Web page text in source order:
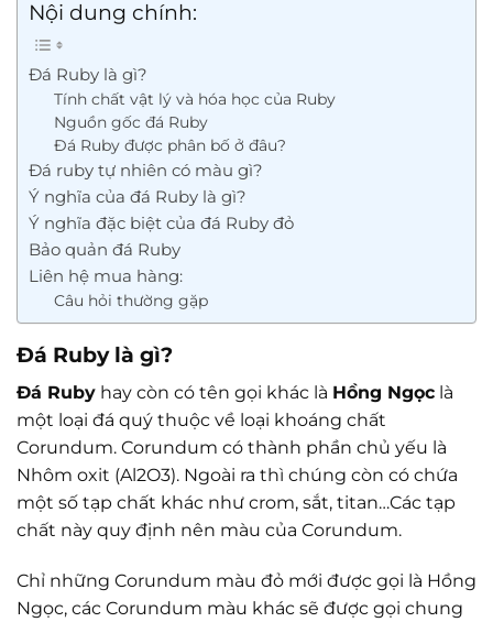
Nội dung chính:
Đá Ruby là gì?
Tính chất vật lý và hóa học của Ruby
Nguồn gốc đá Ruby
Đá Ruby được phân bố ở đâu?
Đá ruby tự nhiên có màu gì?
Ý nghĩa của đá Ruby là gì?
Ý nghĩa đặc biệt của đá Ruby đỏ
Bảo quản đá Ruby
Liên hệ mua hàng:
Câu hỏi thường gặp
Đá Ruby là gì?
Đá Ruby hay còn có tên gọi khác là Hồng Ngọc là
một loại đá quý thuộc về loại khoáng chất
Corundum. Corundum có thành phần chủ yếu là
Nhôm oxit (Al2O3). Ngoài ra thì chúng còn có chứa
một số tạp chất khác như crom, sắt, titan…Các tạp
chất này quy định nên màu của Corundum.
Chỉ những Corundum màu đỏ mới được gọi là Hồng
Ngọc, các Corundum màu khác sẽ được gọi chung